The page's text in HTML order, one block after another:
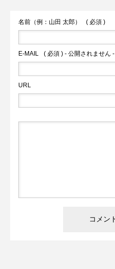
を申請へ
名前（例：山田 太郎） ( 必須 )
E-MAIL ( 必須 ) - 公開されません -
URL